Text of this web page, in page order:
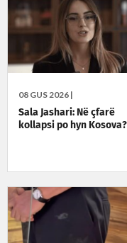
08 GUS 2026 |
Sala Jashari: Në çfarë
kollapsi po hyn Kosova?